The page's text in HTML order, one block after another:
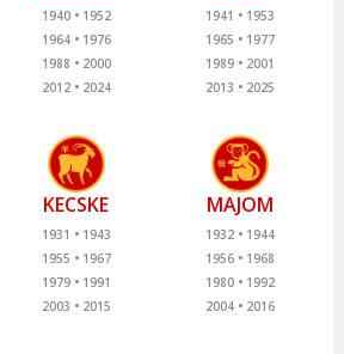
1940
1952
1964
1976
1988
2000
2012
2024
1941
1953
1965
1977
1989
2001
2013
2025
KECSKE
1931
1943
1955
1967
1979
1991
2003
2015
MAJOM
1932
1944
1956
1968
1980
1992
2004
2016